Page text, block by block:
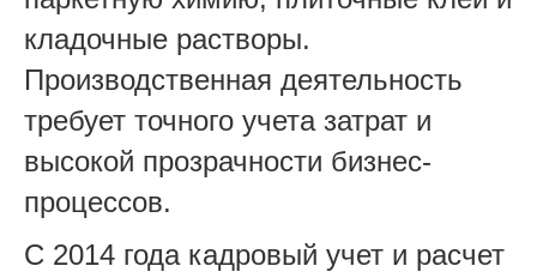
кладочные растворы.
Производственная деятельность
требует точного учета затрат и
высокой прозрачности бизнес-
процессов.
С 2014 года кадровый учет и расчет